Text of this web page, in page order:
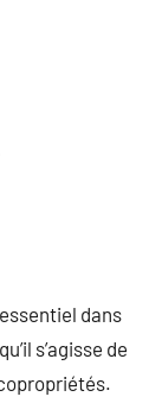
dans
s’agisse de